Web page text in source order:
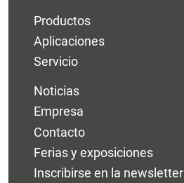
Productos
Aplicaciones
Servicio
Noticias
Empresa
Contacto
Ferias y exposiciones
Inscribirse en la newsletter